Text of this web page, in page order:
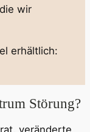
wir
erhältlich:
Störung?
veränderte